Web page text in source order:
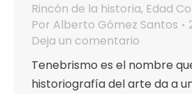
Rincón de la historia, Edad
Por Alberto Gómez Santos
Deja un comentario
Tenebrismo es el nombre
historiografía del arte da a